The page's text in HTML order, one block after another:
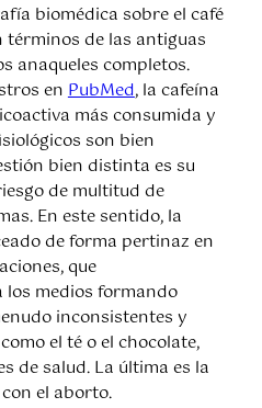
biomédica sobre el café
términos de las antiguas
anaqueles completos.
enPubMed, la cafeína
más consumida y
son bien
bien distinta es su
de multitud de
En este sentido, la
de forma pertinaz en
que
medios formando
inconsistentes y
el té o el chocolate,
de salud. La última es la
el aborto.